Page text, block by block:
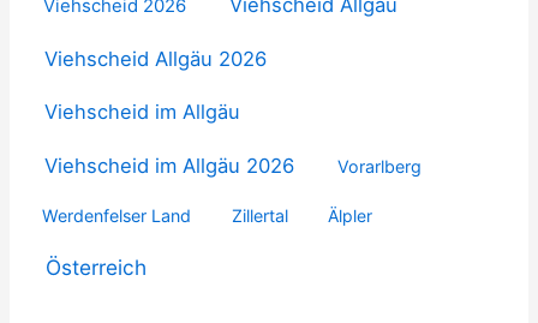
Viehscheid 2026 Viehscheid Allgäu
Viehscheid Allgäu 2026
Viehscheid im Allgäu
Viehscheid im Allgäu 2026 Vorarlberg
Werdenfelser Land Zillertal Älpler
Österreich